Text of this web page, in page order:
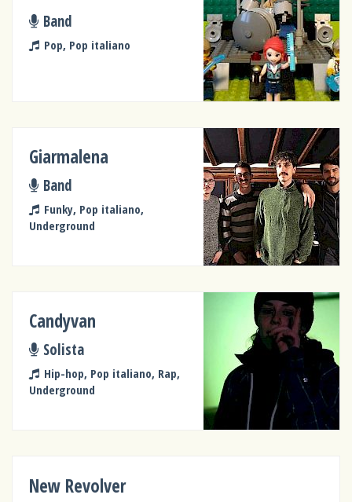
Band
Pop, Pop italiano
Giarmalena
Band
Funky, Pop italiano,
Underground
Candyvan
Solista
Hip-hop, Pop italiano, Rap,
Underground
New Revolver